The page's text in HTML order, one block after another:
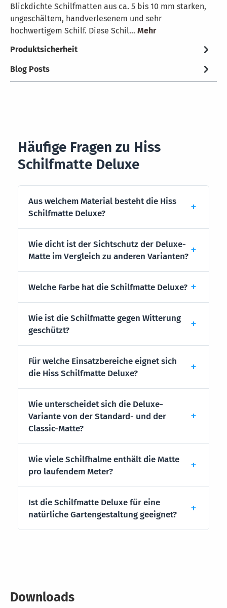
Blickdichte Schilfmatten aus ca. 5 bis 10 mm starken,
ungeschältem, handverlesenem und sehr
hochwertigem Schilf. Diese Schil… Mehr
Produktsicherheit
Blog Posts
Häufige Fragen zu Hiss
Schilfmatte Deluxe
Aus welchem Material besteht die Hiss
Schilfmatte Deluxe?
Wie dicht ist der Sichtschutz der Deluxe-
Matte im Vergleich zu anderen Varianten?
Welche Farbe hat die Schilfmatte Deluxe?
Wie ist die Schilfmatte gegen Witterung
geschützt?
Für welche Einsatzbereiche eignet sich
die Hiss Schilfmatte Deluxe?
Wie unterscheidet sich die Deluxe-
Variante von der Standard- und der
Classic-Matte?
Wie viele Schilfhalme enthält die Matte
pro laufendem Meter?
Ist die Schilfmatte Deluxe für eine
natürliche Gartengestaltung geeignet?
Downloads